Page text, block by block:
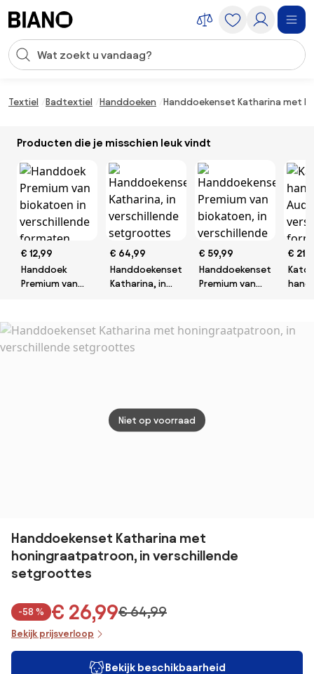
Zoekopdracht invoeren
Textiel Badtextiel Handdoeken Handdoekenset Katharina met
Producten die je misschien leuk vindt
€ 12,99
Handdoek
Premium van
formaten
€ 64,99
Handdoekenset
Katharina, in
€ 59,99
Handdoekenset
Premium van
setgroottes
€
Niet op voorraad
Handdoekenset Katharina met
honingraatpatroon, in verschillende
setgroottes
-58 % € 26,99€ 64,99
Bekijk prijsverloop
Bekijk beschikbaarheid